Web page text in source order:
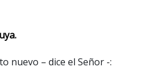
nuevo – dice el Señor -: